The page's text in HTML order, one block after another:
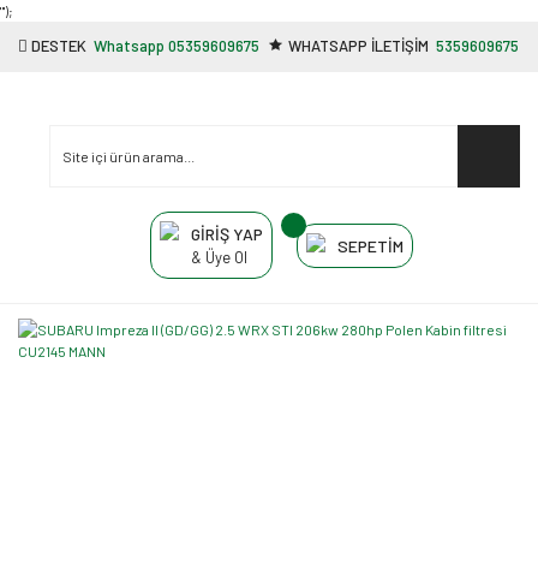
"');
DESTEK Whatsapp 05359609675 WHATSAPP İLETİŞİM 5359609675
GİRİŞ YAP
& Üye Ol
SEPETİM